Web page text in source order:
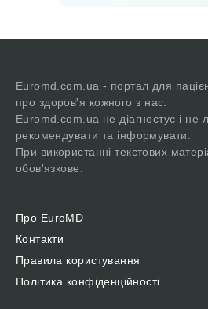
Euromd.com.ua - портал для
про здоров'я кожного з нас.
Euromd.com.ua не діагностує і не
рекомендувати та інформувати.
При використанні текстових
обов'язкове.
Про EuroMD
Контакти
Правила користування
Політика конфіденційності